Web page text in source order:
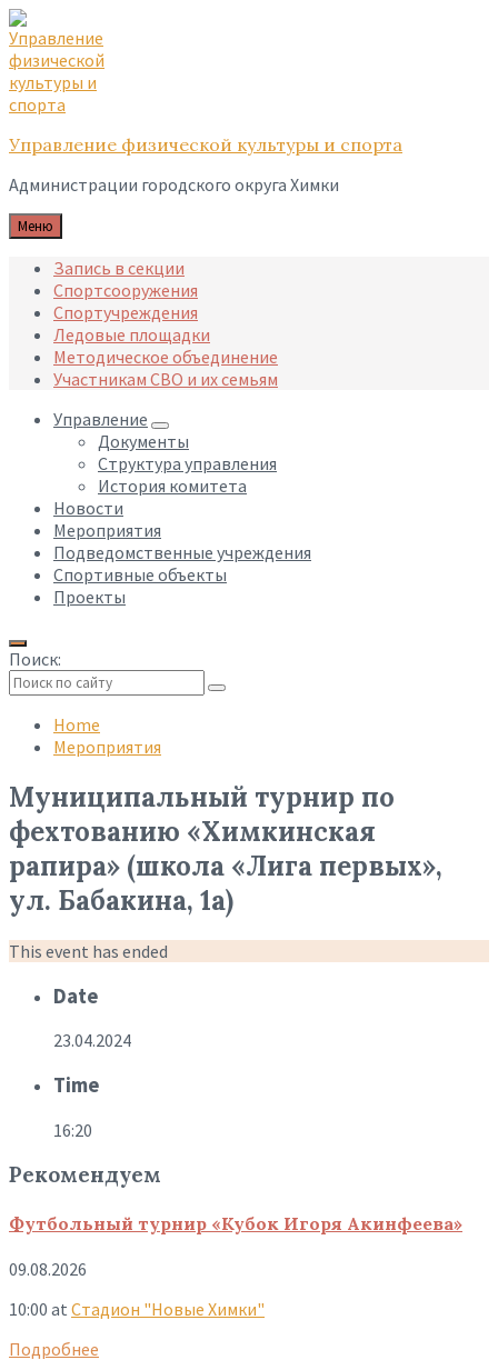
Skip
to
content
Skip
to
main
navigation
Skip
to
footer
Управление физической культуры и спорта
Администрации городского округа Химки
Меню
Запись в секции
Спортсооружения
Спортучреждения
Ледовые площадки
Методическое объединение
Участникам СВО и их семьям
Управление
Документы
Структура управления
История комитета
Новости
Мероприятия
Подведомственные учреждения
Спортивные объекты
Проекты
Поиск:
search
Home
Мероприятия
Муниципальный турнир по
фехтованию «Химкинская
рапира» (школа «Лига первых»,
ул. Бабакина, 1а)
This event has ended
Date
23.04.2024
Time
16:20
Рекомендуем
Футбольный турнир «Кубок Игоря Акинфеева»
09.08.2026
10:00 at Стадион "Новые Химки"
Подробнее